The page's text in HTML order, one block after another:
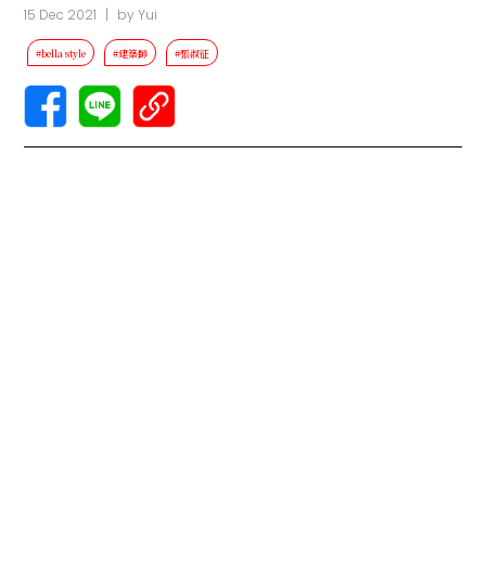
15 Dec 2021 | byYui
#bella style #建築師 #張淑征